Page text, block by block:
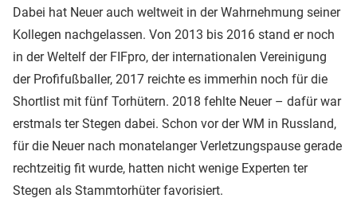
Dabei hat Neuer auch weltweit in der Wahrnehmung seiner
Kollegen nachgelassen. Von 2013 bis 2016 stand er noch
in der Weltelf der FIFpro, der internationalen Vereinigung
der Profifußballer, 2017 reichte es immerhin noch für die
Shortlist mit fünf Torhütern. 2018 fehlte Neuer – dafür war
erstmals ter Stegen dabei. Schon vor der WM in Russland,
für die Neuer nach monatelanger Verletzungspause gerade
rechtzeitig fit wurde, hatten nicht wenige Experten ter
Stegen als Stammtorhüter favorisiert.